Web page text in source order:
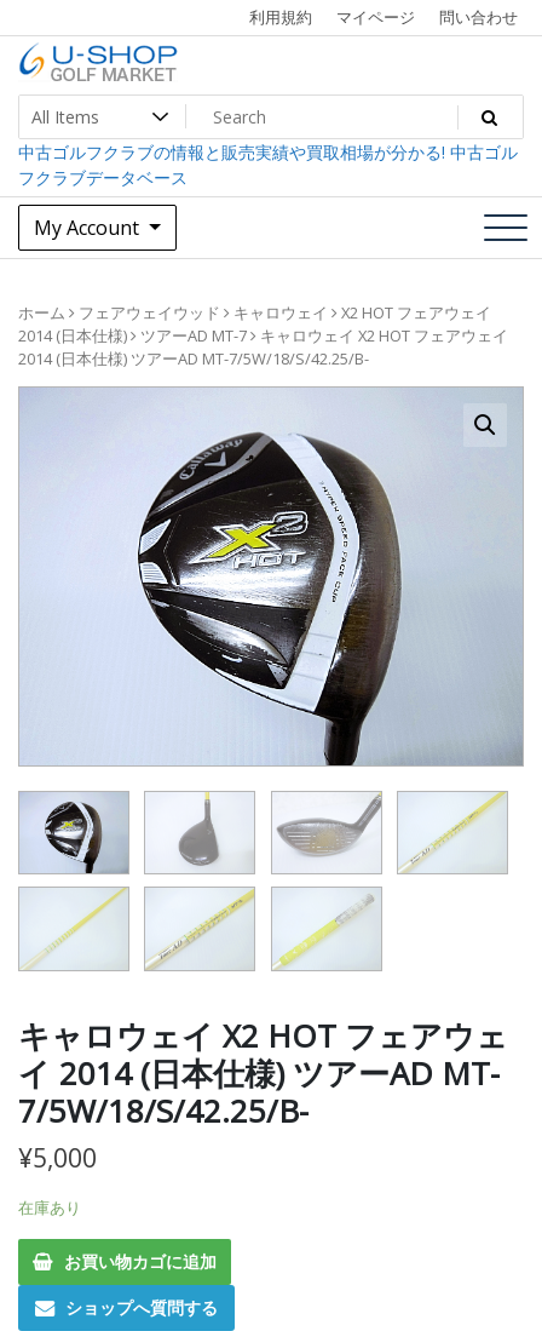
to
content
利用規約 マイページ 問い合わせ
U-SHOP Golf Market dev
中古ゴルフクラブ最大級！U-SHOPゴルフマーケット
中古ゴルフクラブの情報と販売実績や買取相場が分かる! 中古ゴル
フクラブデータベース
My Account
ホーム フェアウェイウッド キャロウェイ
X2 HOT フェアウェイ
2014 (日本仕様)
ツアーAD MT-7
キャロウェイ X2 HOT フェアウェイ
2014 (日本仕様) ツアーAD MT-7/5W/18/S/42.25/B-
キャロウェイ X2 HOT フェアウェ
イ 2014 (日本仕様) ツアーAD MT-
7/5W/18/S/42.25/B-
¥5,000
在庫あり
お買い物カゴに追加
ショップへ質問する